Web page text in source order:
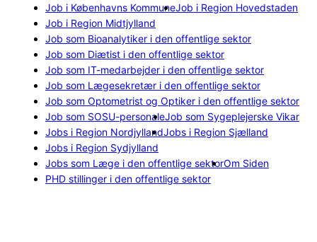
Job i Københavns KommuneJob i Region Hovedstaden
Job i Region Midtjylland
Job som Bioanalytiker i den offentlige sektor
Job som Diætist i den offentlige sektor
Job som IT-medarbejder i den offentlige sektor
Job som Lægesekretær i den offentlige sektor
Job som Optometrist og Optiker i den offentlige sektor
Job som SOSU-personaleJob som Sygeplejerske Vikar
Jobs i Region NordjyllandJobs i Region Sjælland
Jobs i Region Sydjylland
Jobs som Læge i den offentlige sektorOm Siden
PHD stillinger i den offentlige sektor